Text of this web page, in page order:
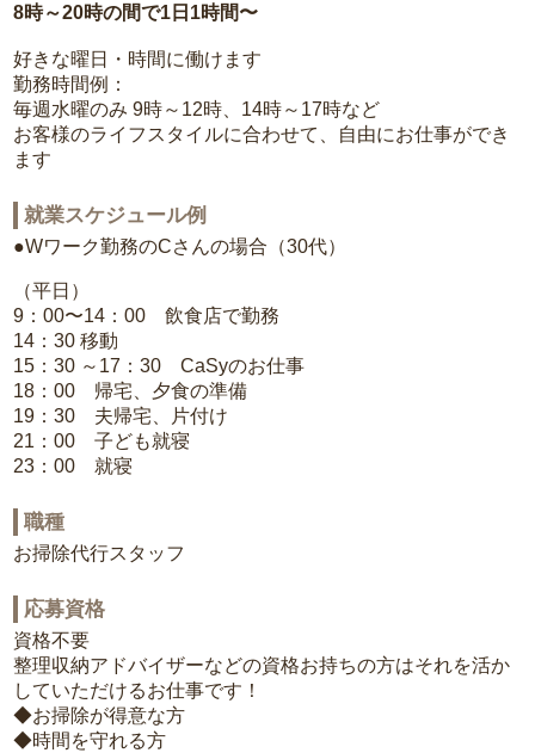
8時～20時の間で1日1時間〜
好きな曜日・時間に働けます
勤務時間例：
毎週水曜のみ 9時～12時、14時～17時など
お客様のライフスタイルに合わせて、自由にお仕事ができ
ます
就業スケジュール例
●Wワーク勤務のCさんの場合（30代）
（平日）
9：00〜14：00 飲食店で勤務
14：30 移動
15：30 ～17：30 CaSyのお仕事
18：00 帰宅、夕食の準備
19：30 夫帰宅、片付け
21：00 子ども就寝
23：00 就寝
職種
お掃除代行スタッフ
応募資格
資格不要
整理収納アドバイザーなどの資格お持ちの方はそれを活か
していただけるお仕事です！
◆お掃除が得意な方
◆時間を守れる方